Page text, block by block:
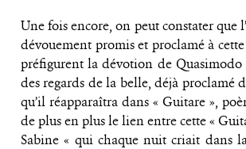
Une fois encore, on peut constater que
dévouement promis et proclamé à
préfigurent la dévotion de Quasimodo
des regards de la belle, déjà proclamé
qu’il réapparaîtra dans « Guitare »,
de plus en plus le lien entre cette «
Sabine « qui chaque nuit criait dans